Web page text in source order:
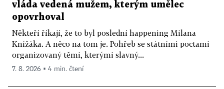
vláda vedená mužem, kterým umělec
opovrhoval
Někteří říkají, že to byl poslední happening Milana
Knížáka. A něco na tom je. Pohřeb se státními poctami
organizovaný těmi, kterými slavný...
7. 8. 2026 ▪ 4 min. čtení